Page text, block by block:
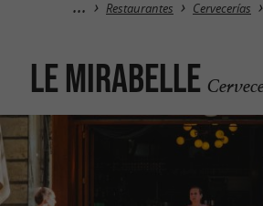
Restaurantes Cervecerías
Le Mirabelle